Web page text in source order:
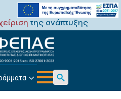
της ανάπτυξης
Search